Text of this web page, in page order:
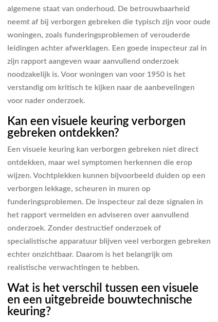
algemene staat van onderhoud. De betrouwbaarheid
neemt af bij verborgen gebreken die typisch zijn voor oude
woningen, zoals funderingsproblemen of verouderde
leidingen achter afwerklagen. Een goede inspecteur zal in
zijn rapport aangeven waar aanvullend onderzoek
noodzakelijk is. Voor woningen van voor 1950 is het
verstandig om kritisch te kijken naar de aanbevelingen
voor nader onderzoek.
Kan een visuele keuring verborgen
gebreken ontdekken?
Een visuele keuring kan verborgen gebreken niet direct
ontdekken, maar wel symptomen herkennen die erop
wijzen. Vochtplekken kunnen bijvoorbeeld duiden op een
verborgen lekkage, scheuren in muren op
funderingsproblemen. De inspecteur zal deze signalen in
het rapport vermelden en adviseren over aanvullend
onderzoek. Zonder destructief onderzoek of
specialistische apparatuur blijven veel verborgen gebreken
echter onzichtbaar. Daarom is het belangrijk om
realistische verwachtingen te hebben.
Wat is het verschil tussen een visuele
en een uitgebreide bouwtechnische
keuring?